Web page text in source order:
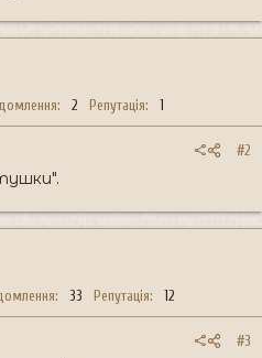
2 Репутація 1
#2
33 Репутація 12
#3